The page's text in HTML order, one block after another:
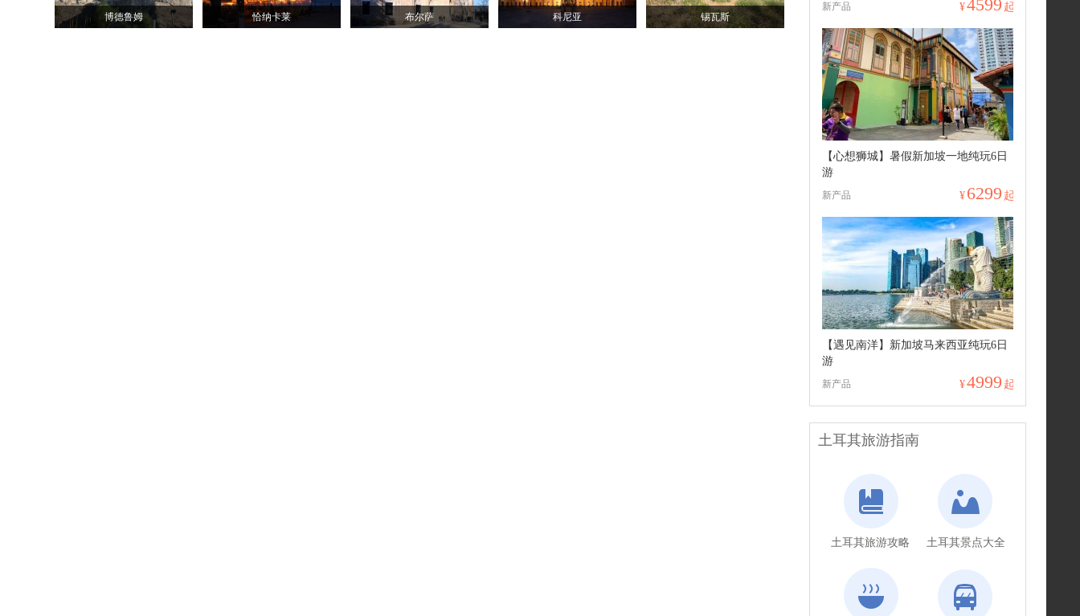
博德鲁姆 恰纳卡莱 布尔萨 科尼亚 锡瓦斯
新产品 ¥4599 起
【心想狮城】暑假新加坡一地纯玩6日
游
新产品 ¥ 6299 起
【遇见南洋】新加坡马来西亚纯玩6日
游
新产品 ¥4999 起
土耳其旅游指南
土耳其旅游攻略 土耳其景点大全